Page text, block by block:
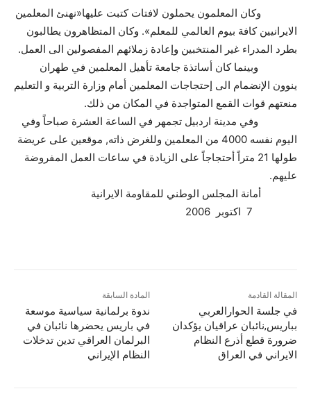
وكان المعلمون يحملون لافتات كتبت عليها«نهنئ المعلمين
الايرانيين كافة بيوم العالمي للمعلم». وكان المتظاهرون يطالبون
بطرد المدراء غير المنتخبين وإعادة زملائهم المفصولين الى العمل.
وبينما كان أساتذة جامعة تأهيل المعلمين في طهران
ينوون الإنضمام الى إحتجاجات المعلمين أمام وزارة التربية و التعليم
منعتهم قوات القمع المتواجدة في المكان من ذلك.
وفي مدينة اردبيل تجمهر في الساعة العشرة صباحاً وفي
اليوم نفسه 4000 من المعلمين وللغرض ذاته, موقعين على عريضة
طولها 21 متراً أحتجاجاً على الزيادة في ساعات العمل المفروضة
عليهم.
أمانة المجلس الوطني للمقاومة الايرانية
المادة السابقة
ندوة برلمانية سياسية موسعة
في باريس يحضرها نائبان في
البرلمان العراقي تدين تدخلات
النظام الإيراني
المقالة القادمة
في جلسة الحوارالعربي
بباريس,نائبان عراقيان يؤكدان
ضرورة قطع أذرع النظام
الايراني في العراق